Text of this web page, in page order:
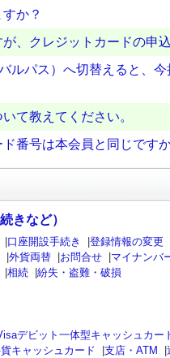
か？
、クレジットカードの申
ルパス）へ切替えると、
いて教えてください。
番号は本会員と同じです
きなど）
|口座開設手続き |登録情報の変更
|外貨両替 |お問合せ |マイナンバ
|相続 |紛失・盗難・破損
デビット一体型キャッシュカー
キャッシュカード |支店・ATM |